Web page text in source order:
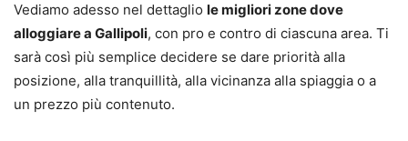
Vediamo adesso nel dettaglio le migliori zone dove
alloggiare a Gallipoli, con pro e contro di ciascuna area. Ti
sarà così più semplice decidere se dare priorità alla
posizione, alla tranquillità, alla vicinanza alla spiaggia o a
un prezzo più contenuto.